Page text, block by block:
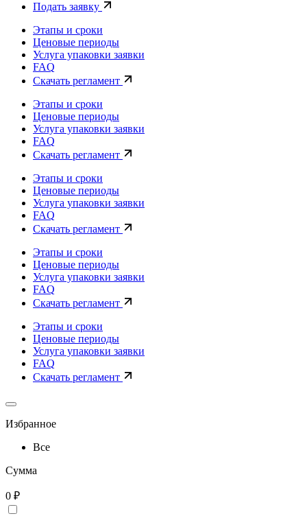
Подать заявку
Этапы и сроки
Ценовые периоды
Услуга упаковки заявки
FAQ
Скачать регламент
Этапы и сроки
Ценовые периоды
Услуга упаковки заявки
FAQ
Скачать регламент
Этапы и сроки
Ценовые периоды
Услуга упаковки заявки
FAQ
Скачать регламент
Этапы и сроки
Ценовые периоды
Услуга упаковки заявки
FAQ
Скачать регламент
Этапы и сроки
Ценовые периоды
Услуга упаковки заявки
FAQ
Скачать регламент
Избранное
Все
Сумма
0 ₽